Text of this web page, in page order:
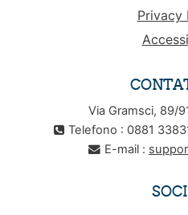
Privacy
Via Gramsci, 89/
Telefono : 0881
E-mail :